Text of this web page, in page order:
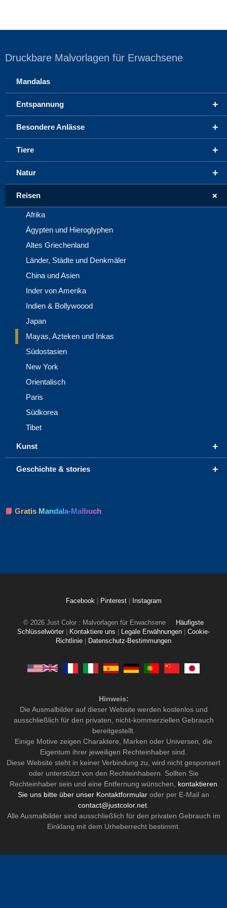
Druckbare Malvorlagen für Erwachsene
Mandalas
+
Entspannung
+
Besondere Anlässe
+
Tiere
+
Natur
+
Reisen
Afrika
Ägypten und Hieroglyphen
Altes Griechenland
Länder, Städte und Denkmäler
China und Asien
Inder von Amerika
Indien & Bollywoood
Japan
Mayas, Azteken und Inkas
Südostasien
New York
Orientalisch
Paris
Südkorea
Tibet
+
Kunst
+
Geschichte & stories
📘 Gratis Mandala-Malbuch
Facebook Pinterest Instagram
© 2026 Just Color : Malvorlagen für Erwachsene
Häufigste
Schlüsselwörter
Kontaktiere uns Legale Erwähnungen
Cookie-
Richtlinie
Datenschutz-Bestimmungen
Hinweis:
Die Ausmalbilder auf dieser Website werden kostenlos und
ausschließlich für den privaten, nicht-kommerziellen Gebrauch
bereitgestellt.
Einige Motive zeigen Charaktere, Marken oder Universen, die
Eigentum ihrer jeweiligen Rechteinhaber sind.
Diese Website steht in keiner Verbindung zu, wird nicht gesponsert
oder unterstützt von den Rechteinhabern. Sollten Sie
Rechteinhaber sein und eine Entfernung wünschen, kontaktieren
Sie uns bitte über unser Kontaktformular oder per E-Mail an
contact@justcolor.net
Alle Ausmalbilder sind ausschließlich für den privaten Gebrauch im
Einklang mit dem Urheberrecht bestimmt.